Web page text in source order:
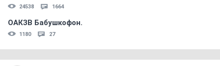
24538 1664
ОАКЗВ Бабушкофон.
1180 27